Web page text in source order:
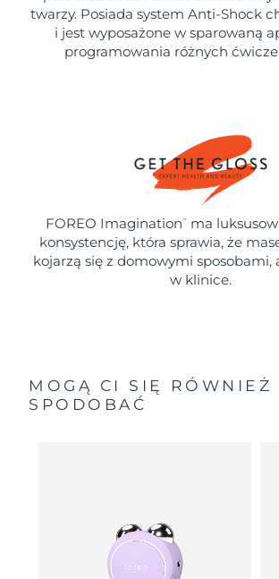
twarzy. Posiada system Anti-Shock
i jest wyposażone w sparowaną
programowania różnych
FOREO Imagination ™
ma
konsystencję, która sprawia, że
kojarzą się z domowymi sposobami,
w klinice.
MOGĄ CI SIĘ RÓWNIEŻ
SPODOBAĆ